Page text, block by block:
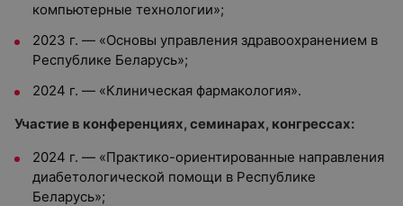
компьютерные технологии»;
2023 г. — «Основы управления здравоохранением в
Республике Беларусь»;
2024 г. — «Клиническая фармакология».
Участие в конференциях, семинарах, конгрессах:
2024 г. — «Практико-ориентированные направления
диабетологической помощи в Республике
Беларусь»;